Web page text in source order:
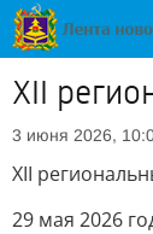
XII
3 июня 2026,
XII
29 мая 2026